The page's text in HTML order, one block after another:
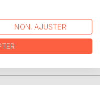
NON, AJUSTER